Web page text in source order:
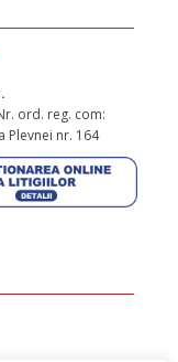
ord. reg. com:
Plevnei nr. 164